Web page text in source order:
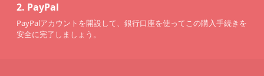
2. PayPal
PayPalアカウントを開設して、銀行口座を使ってこの購入手続きを
安全に完了しましょう。